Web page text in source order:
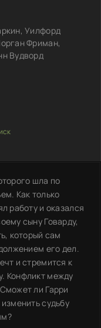
Уилфорд
Фриман,
Вудворд
шла по
Как только
работу и оказался
сыну Говарду,
который сам
его дел.
и стремится к
Конфликт между
ли Гарри
судьбу